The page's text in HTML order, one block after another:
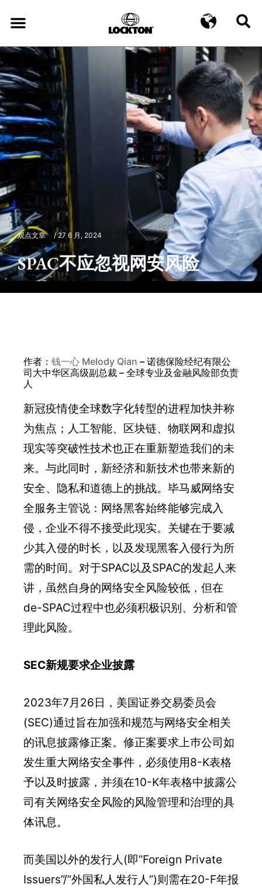
观点文章 / 27 6 月, 2024
SPAC不应忽视网安风险
作者： 钱一心 Melody Qian – 诺德保险经纪有限公
司大中华区高级副总裁 – 全球专业及金融风险部负责
人
新冠疫情使全球数字化转型的进程加快并称
为焦点；人工智能、区块链、物联网和虚拟
现实等突破性技术也正在重新塑造我们的未
来。与此同时，新经济和新技术也带来新的
安全、隐私和道德上的挑战。毕马威网络安
全服务主管说：网络黑客始终能够完成入
侵，企业不得不接受此现实。关键在于要减
少其入侵的时长，以及发现黑客入侵行为所
需的时间。对于SPAC以及SPAC的发起人来
讲，虽然自身的网络安全风险较低，但在
de-SPAC过程中也必须积极识别、分析和管
理此风险。
SEC新规要求企业披露
2023年7月26日，美国证券交易委员会
(SEC)通过旨在加强和规范与网络安全相关
的讯息披露修正案。修正案要求上巿公司如
发生重大网络安全事件，必须使用8-K表格
予以及时披露，并须在10-K年表格中披露公
司有关网络安全风险的风险管理和治理的具
体讯息。
而美国以外的发行人(即”Foreign Private
Issuers”/”外国私人发行人”)则需在20-F年报